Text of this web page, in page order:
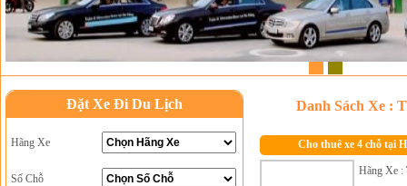
Đặt Xe Đi Du Lịch
Hãng Xe
Số Chỗ
Danh Sách Xe :
Cho thuê xe 4 chỗ tại
Hãng Xe :